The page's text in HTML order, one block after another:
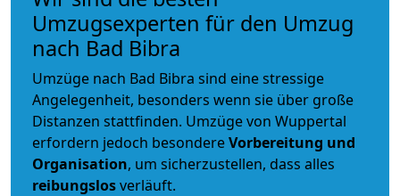
Umzugsexperten für den Umzug
nach Bad Bibra
Umzüge nach Bad Bibra sind eine stressige
Angelegenheit, besonders wenn sie über große
Distanzen stattfinden. Umzüge von Wuppertal
erfordern jedoch besondereVorbereitung und
Organisation, um sicherzustellen, dass alles
reibungslosverläuft.